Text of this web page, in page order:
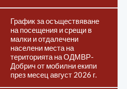
График за осъществяване
на посещения и срещи в
малки и отдалечени
населени места на
територията на ОДМВР-
Добрич от мобилни екипи
през месец август 2026 г.